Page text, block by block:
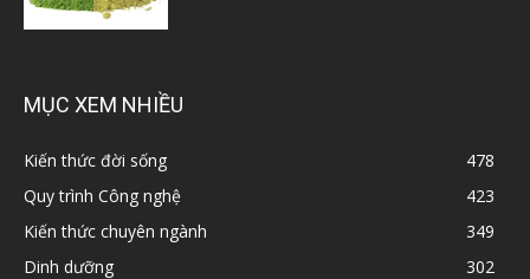
MỤC XEM NHIỀU
Kiến thức đời sống
478
Quy trình Công nghệ
423
Kiến thức chuyên ngành
349
Dinh dưỡng
302